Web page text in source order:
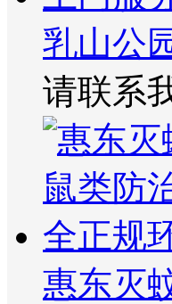
乳山公
请联系
惠东灭